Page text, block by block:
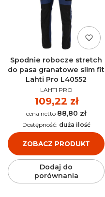
Spodnie robocze stretch
do pasa granatowe slim fit
Lahti Pro L40552
PRODUCENT
LAHTI PRO
Cena
109,22 zł
Cena 88,80 zł
ZOBACZ PRODUKT
Dostępność: duża ilość
Dodaj do
porównania